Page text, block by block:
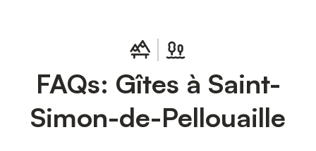
FAQs: Gîtes à Saint-
Simon-de-Pellouaille